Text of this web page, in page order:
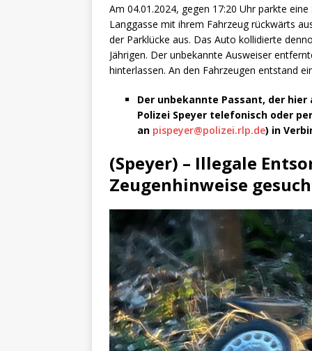
Am 04.01.2024, gegen 17:20 Uhr parkte
Langgasse mit ihrem Fahrzeug rückwärts
der Parklücke aus. Das Auto kollidierte
Jährigen. Der unbekannte Ausweiser
hinterlassen. An den Fahrzeugen entstand
Der unbekannte Passant, der
Polizei Speyer telefonisch oder
an pispeyer@polizei.rlp.de) in
(Speyer) – Illegale
Zeugenhinweise